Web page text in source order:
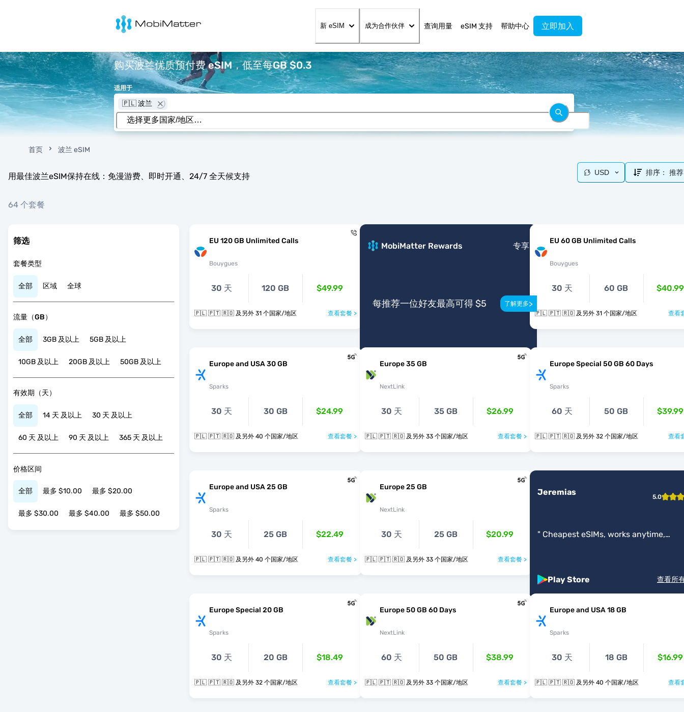
MobiMatter
新 eSIM 成为合作伙伴 查询用量 eSIM 支持 帮助中心 立即加入
购买波兰优质预付费 eSIM，低至每GB $0.3
适用于
🇵🇱 波兰
首页 波兰 eSIM
用最佳波兰eSIM保持在线：免漫游费、即时开通、24/7 全天候支持
64 个套餐
USD 排序： 推荐
筛选
套餐类型
全部 区域 全球
流量（GB）
全部 3GB 及以上 5GB 及以上
10GB 及以上 20GB 及以上 50GB 及以上
有效期（天）
全部 14 天 及以上 30 天 及以上
60 天 及以上 90 天 及以上 365 天 及以上
价格区间
全部 最多 $10.00 最多 $20.00
最多 $30.00 最多 $40.00 最多 $50.00
EU 120 GB Unlimited Calls
Bouygues
30 天 120 GB $49.99
🇵🇱 🇵🇹 🇷🇴 及另外 31 个国家/地区 查看套餐 >
MobiMatter Rewards 专享
每推荐一位好友最高可得 $5 了解更多>
EU 60 GB Unlimited Calls
Bouygues
30 天 60 GB $40.99
🇵🇱 🇵🇹 🇷🇴 及另外 31 个国家/地区 查看
Europe and USA 30 GB
Sparks
30 天 30 GB $24.99
🇵🇱 🇵🇹 🇷🇴 及另外 40 个国家/地区 查看套餐 >
Europe 35 GB
NextLink
30 天 35 GB $26.99
🇵🇱 🇵🇹 🇷🇴 及另外 33 个国家/地区 查看套餐 >
Europe Special 50 GB 60 Days
Sparks
60 天 50 GB $39.99
🇵🇱 🇵🇹 🇷🇴 及另外 32 个国家/地区 查看
Europe and USA 25 GB
Sparks
30 天 25 GB $22.49
🇵🇱 🇵🇹 🇷🇴 及另外 40 个国家/地区 查看套餐 >
Europe 25 GB
NextLink
30 天 25 GB $20.99
🇵🇱 🇵🇹 🇷🇴 及另外 33 个国家/地区 查看套餐 >
Jeremias 5.0
" Cheapest eSIMs, works anytime,
Play Store 查看所
Europe Special 20 GB
Sparks
30 天 20 GB $18.49
🇵🇱 🇵🇹 🇷🇴 及另外 32 个国家/地区 查看套餐 >
Europe 50 GB 60 Days
NextLink
60 天 50 GB $38.99
🇵🇱 🇵🇹 🇷🇴 及另外 33 个国家/地区 查看套餐 >
Europe and USA 18 GB
Sparks
30 天 18 GB $16.99
🇵🇱 🇵🇹 🇷🇴 及另外 40 个国家/地区 查看